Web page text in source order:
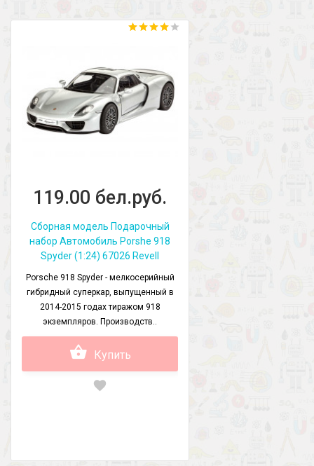
119.00 бел.руб.
Сборная модель Подарочный
набор Автомобиль Porshe 918
Spyder (1:24) 67026 Revell
Porsche 918 Spyder - мелкосерийный
гибридный суперкар, выпущенный в
2014-2015 годах тиражом 918
экземпляров. Производств..
Купить